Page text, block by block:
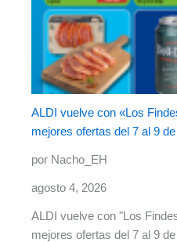
ALDI vuelve con «Los
mejores ofertas del 7 al 9
por Nacho_EH
agosto 4, 2026
ALDI vuelve con "Los
mejores ofertas del 7 al 9